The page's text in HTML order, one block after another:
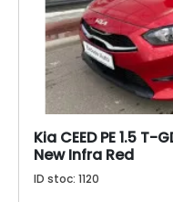
Kia CEED PE 1.5 T-
New Infra Red
ID stoc: 1120